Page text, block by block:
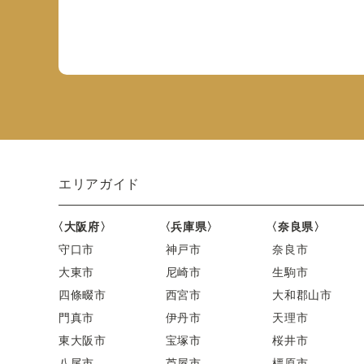
エリアガイド
〈大阪府〉
守口市
大東市
四條畷市
門真市
東大阪市
〈兵庫県〉
神戸市
尼崎市
西宮市
伊丹市
宝塚市
〈奈良県〉
奈良市
生駒市
大和郡山市
天理市
桜井市